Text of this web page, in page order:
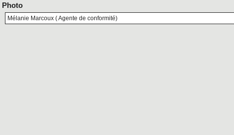
Photo
Mélanie Marcoux ( Agente de conformité)